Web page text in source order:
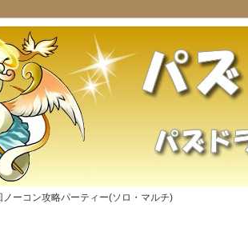
ーコン攻略パーティー(ソロ・マルチ)